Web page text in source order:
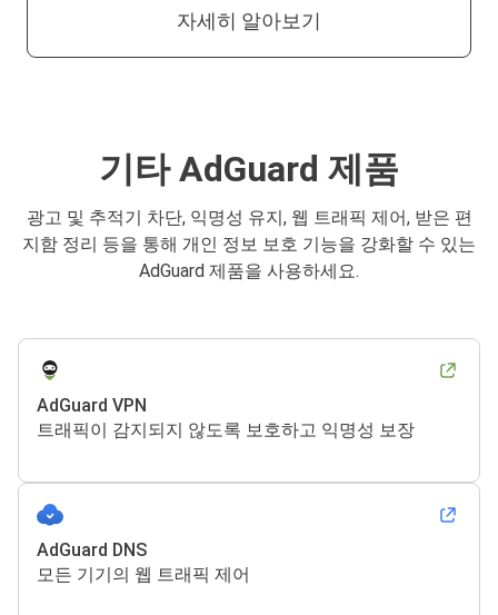
자세히 알아보기
기타 AdGuard 제품
광고 및 추적기 차단, 익명성 유지, 웹 트래픽 제어, 받은 편
지함 정리 등을 통해 개인 정보 보호 기능을 강화할 수 있는
AdGuard 제품을 사용하세요.
AdGuard VPN
트래픽이 감지되지 않도록 보호하고 익명성 보장
AdGuard DNS
모든 기기의 웹 트래픽 제어